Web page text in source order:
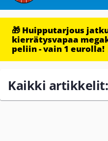
🎁 Huipputarjous
kierrätysvapaa
peliin - vain 1 eurolla!
Kaikki